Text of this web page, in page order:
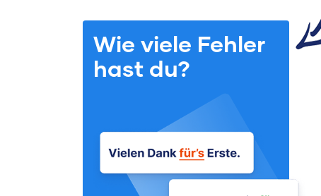
Wie viele Fehler
hast du?